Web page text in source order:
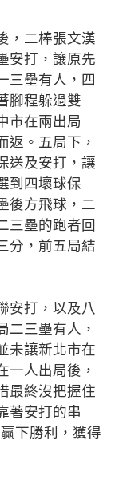
，二棒張文漢
安打，讓原先
三壘有人，四
腳程躲過雙
市在兩出局
返。五局下，
送及安打，讓
到四壞球保
後方飛球，二
三壘的跑者回
分，前五局結
安打，以及八
二三壘有人，
未讓新北市在
一人出局後，
最終沒把握住
著安打的串
下勝利，獲得